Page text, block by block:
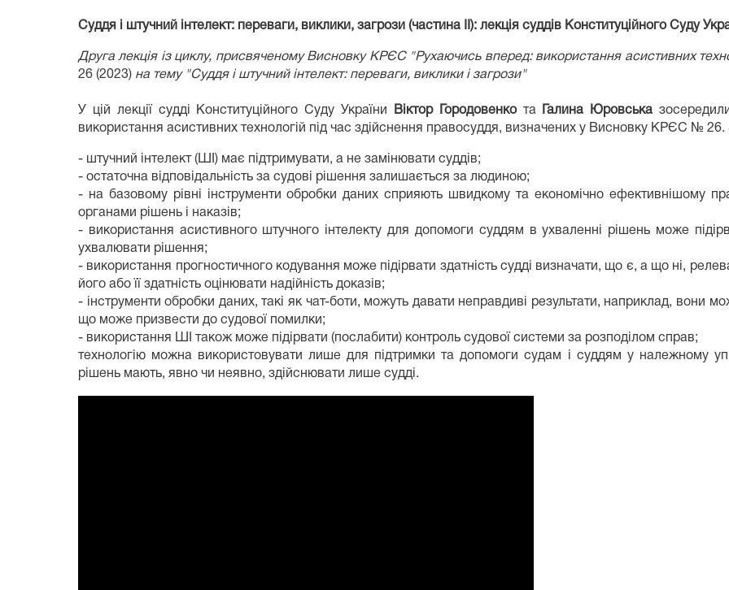
Суддя і штучний інтелект: переваги, виклики, загрози (частина ІІ): лекція суддів Конституційного Суду
Друга лекція із циклу, присвяченому Висновку КРЄС "Рухаючись вперед: використання асистивних
26 (2023) на тему "Суддя і штучний інтелект: переваги, виклики і загрози"
У цій лекції судді Конституційного Суду України Віктор Городовенкота Галина Юровська
використання асистивних технологій під час здійснення правосуддя, визначених у Висновку КРЄС №
- штучний інтелект (ШІ) має підтримувати, а не замінювати суддів;
- остаточна відповідальність за судові рішення залишається за людиною;
- на базовому рівні інструменти обробки даних сприяють швидкому та економічно ефективнішому
органами рішень і наказів;
- використання асистивного штучного інтелекту для допомоги суддям в ухваленні рішень може
ухвалювати рішення;
- використання прогностичного кодування може підірвати здатність судді визначати, що є, а що ні,
його або її здатність оцінювати надійність доказів;
- інструменти обробки даних, такі як чат-боти, можуть давати неправдиві результати, наприклад, вони
що може призвести до судової помилки;
- використання ШІ також може підірвати (послабити) контроль судової системи за розподілом справ;
технологію можна використовувати лише для підтримки та допомоги судам і суддям у належному
рішень мають, явно чи неявно, здійснювати лише судді.